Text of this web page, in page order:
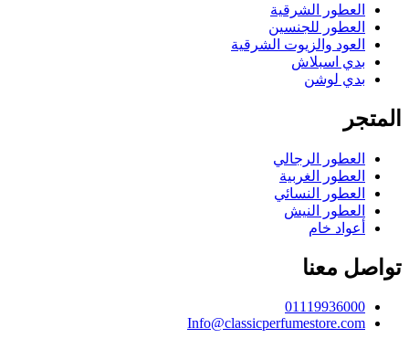
العطور الشرقية
العطور للجنسين
العود والزيوت الشرقية
بدي اسبلاش
بدي لوشن
المتجر
العطور الرجالي
العطور الغربية
العطور النسائي
العطور النيش
أعواد خام
تواصل معنا
01119936000
Info@classicperfumestore.com